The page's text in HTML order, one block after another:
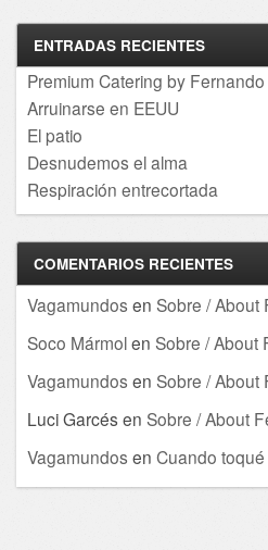
ENTRADAS RECIENTES
Premium Catering by
Arruinarse en EEUU
El patio
Desnudemos el alma
Respiración entrecortada
COMENTARIOS RECIENTES
Vagamundos en Sobre / About
Soco Mármolen Sobre / About
Vagamundos en Sobre / About
Luci Garcés en Sobre / About
Vagamundos en Cuando